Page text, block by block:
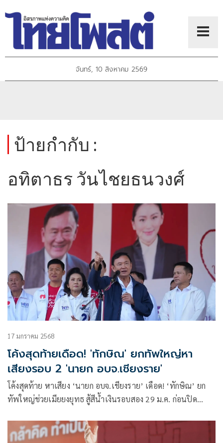
จันทร์, 10 สิงหาคม 2569
ป้ายกำกับ :
อทิตาธร วันไชยธนวงศ์
17 มกราคม 2568
โค้งสุดท้ายเดือด! 'ทักษิณ' ยกทัพใหญ่หา
เสียงรอบ 2 'นายก อบจ.เชียงราย'
โค้งสุดท้าย หาเสียง ‘นายก อบจ.เชียงราย’ เดือด! ‘ทักษิณ’ ยก
ทัพใหญ่ช่วยเมียยงยุทธ สู้สีน้ำเงินรอบสอง 29 ม.ค. ก่อนปิด